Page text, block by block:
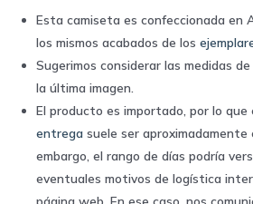
Esta camiseta es confeccionada en
los mismos acabados de los
Sugerimos considerar las medidas
la última imagen.
El producto es importado, por lo que
entrega suele ser
embargo, el rango de días podría
eventuales motivos de logística
página web. En ese caso, nos